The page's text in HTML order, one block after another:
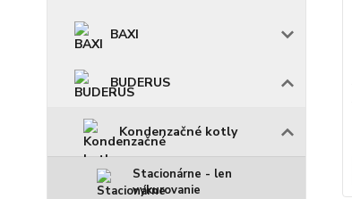
BAXI
BUDERUS
Kondenzačné kotly
Stacionárne - len
vykurovanie